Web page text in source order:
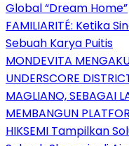
Global “Dream Home”
FAMILIARITÉ: Ketika
Sebuah Karya Puitis
MONDEVITA
UNDERSCORE
MAGLIANO, SEBAGAI
MEMBANGUN
HIKSEMI Tampilkan